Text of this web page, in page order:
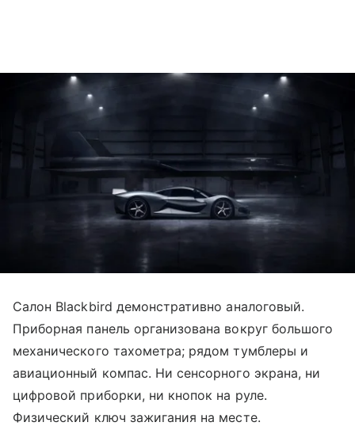
Салон Blackbird демонстративно аналоговый.
Приборная панель организована вокруг большого
механического тахометра; рядом тумблеры и
авиационный компас. Ни сенсорного экрана, ни
цифровой приборки, ни кнопок на руле.
Физический ключ зажигания на месте.